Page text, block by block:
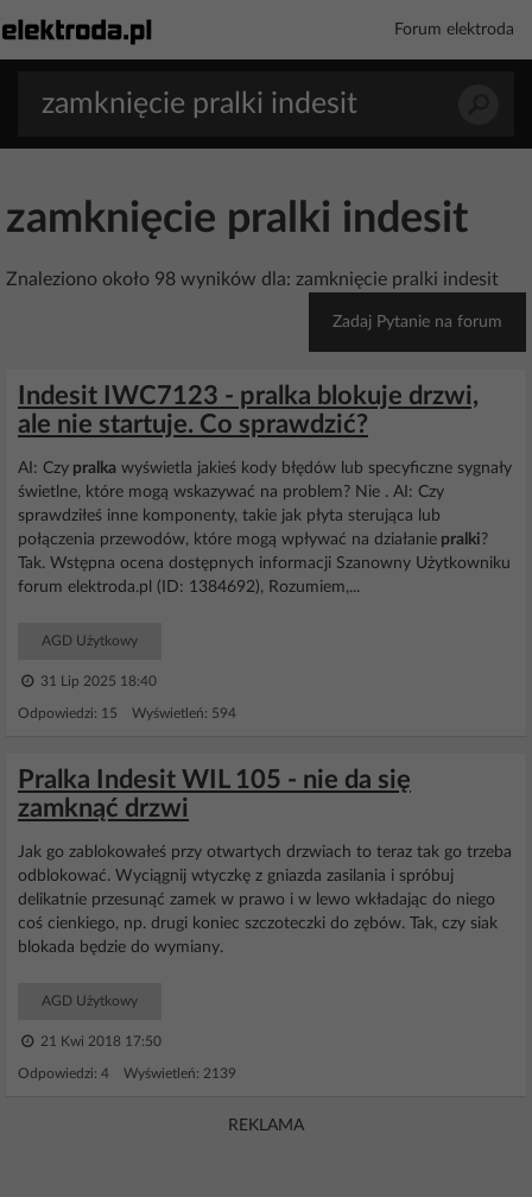
Forum elektroda
zamknięcie pralki indesit
Znaleziono około 98 wyników dla: zamknięcie pralki indesit
Zadaj Pytanie na forum
Indesit IWC7123 - pralka blokuje drzwi,
ale nie startuje. Co sprawdzić?
AI: Czy pralka wyświetla jakieś kody błędów lub specyficzne sygnały
świetlne, które mogą wskazywać na problem? Nie . AI: Czy
sprawdziłeś inne komponenty, takie jak płyta sterująca lub
połączenia przewodów, które mogą wpływać na działanie pralki?
Tak. Wstępna ocena dostępnych informacji Szanowny Użytkowniku
forum elektroda.pl (ID: 1384692), Rozumiem,...
AGD Użytkowy
31 Lip 2025 18:40
Odpowiedzi: 15 Wyświetleń: 594
Pralka Indesit WIL 105 - nie da się
zamknąć drzwi
Jak go zablokowałeś przy otwartych drzwiach to teraz tak go trzeba
odblokować. Wyciągnij wtyczkę z gniazda zasilania i spróbuj
delikatnie przesunąć zamek w prawo i w lewo wkładając do niego
coś cienkiego, np. drugi koniec szczoteczki do zębów. Tak, czy siak
blokada będzie do wymiany.
AGD Użytkowy
21 Kwi 2018 17:50
Odpowiedzi: 4 Wyświetleń: 2139
REKLAMA